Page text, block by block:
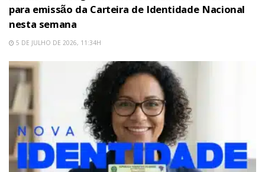
para emissão da Carteira de Identidade Nacional
nesta semana
5 DE JULHO DE 2026, 11:34H